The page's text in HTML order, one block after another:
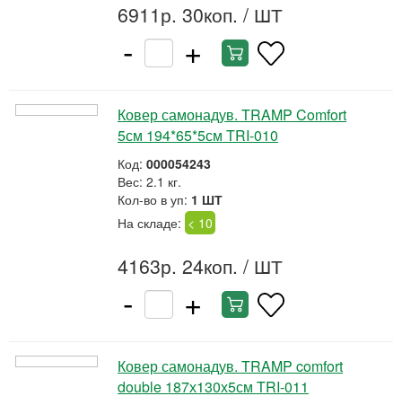
6911р. 30коп. / ШТ
- +
Ковер самонадув. TRAMP Comfort
5см 194*65*5см TRI-010
Код: 000054243
Вес: 2.1 кг.
Кол-во в уп: 1 ШТ
На складе: < 10
4163р. 24коп. / ШТ
- +
Ковер самонадув. TRAMP comfort
double 187х130х5см TRI-011